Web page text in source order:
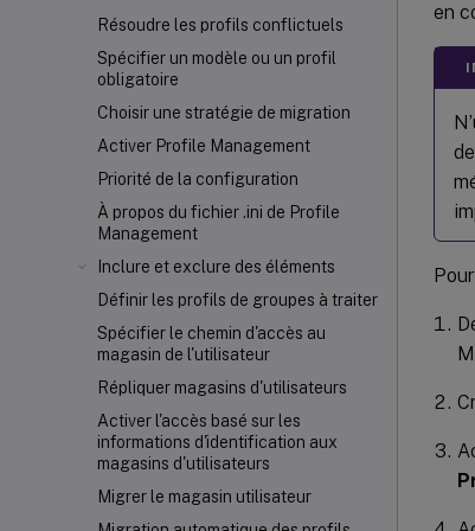
Résoudre les profils conflictuels
Spécifier un modèle ou un profil
obligatoire
Choisir une stratégie de migration
Activer Profile Management
Priorité de la configuration
À propos du fichier .ini de Profile
Management
Inclure et exclure des éléments
Définir les profils de groupes à traiter
Spécifier le chemin d'accès au
magasin de l'utilisateur
Répliquer magasins d'utilisateurs
Activer l'accès basé sur les
informations d'identification aux
magasins d'utilisateurs
Migrer le magasin utilisateur
en